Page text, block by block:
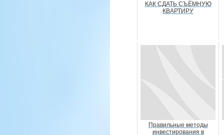
КАК СДАТЬ СЪЁМНУЮ
КВАРТИРУ
Правильные методы
инвестирования в